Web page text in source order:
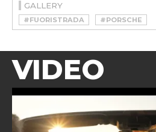
GALLERY
#FUORISTRADA #PORSCHE
VIDEO